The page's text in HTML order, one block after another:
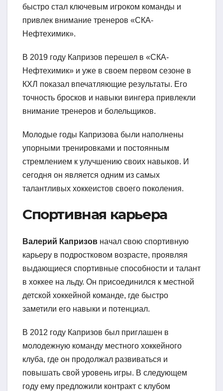
быстро стал ключевым игроком команды и
привлек внимание тренеров «СКА-
Нефтехимик».
В 2019 году Капризов перешел в «СКА-
Нефтехимик» и уже в своем первом сезоне в
КХЛ показал впечатляющие результаты. Его
точность бросков и навыки вингера привлекли
внимание тренеров и болельщиков.
Молодые годы Капризова были наполнены
упорными тренировками и постоянным
стремлением к улучшению своих навыков. И
сегодня он является одним из самых
талантливых хоккеистов своего поколения.
Спортивная карьера
Валерий Капризов начал свою спортивную
карьеру в подростковом возрасте, проявляя
выдающиеся спортивные способности и талант
в хоккее на льду. Он присоединился к местной
детской хоккейной команде, где быстро
заметили его навыки и потенциал.
В 2012 году Капризов был приглашен в
молодежную команду местного хоккейного
клуба, где он продолжал развиваться и
повышать свой уровень игры. В следующем
году ему предложили контракт с клубом